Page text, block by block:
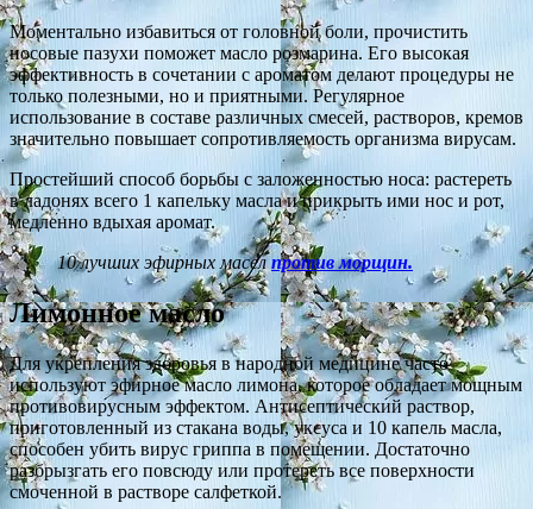
Моментально избавиться от головной боли, прочистить
носовые пазухи поможет масло розмарина. Его высокая
эффективность в сочетании с ароматом делают процедуры не
только полезными, но и приятными. Регулярное
использование в составе различных смесей, растворов, кремов
значительно повышает сопротивляемость организма вирусам.
Простейший способ борьбы с заложенностью носа: растереть
в ладонях всего 1 капельку масла и прикрыть ими нос и рот,
медленно вдыхая аромат.
10 лучших эфирных маселпротив морщин.
Лимонное масло
Для укрепления здоровья в народной медицине часто
используют эфирное масло лимона, которое обладает мощным
противовирусным эффектом. Антисептический раствор,
приготовленный из стакана воды, уксуса и 10 капель масла,
способен убить вирус гриппа в помещении. Достаточно
разбрызгать его повсюду или протереть все поверхности
смоченной в растворе салфеткой.